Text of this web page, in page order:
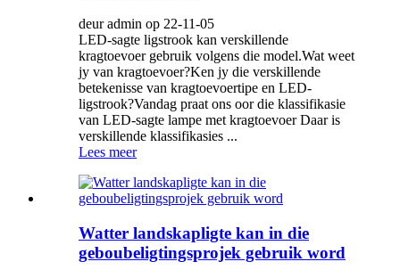
deur admin op 22-11-05
LED-sagte ligstrook kan verskillende
kragtoevoer gebruik volgens die model.Wat weet
jy van kragtoevoer?Ken jy die verskillende
betekenisse van kragtoevoertipe en LED-
ligstrook?Vandag praat ons oor die klassifikasie
van LED-sagte lampe met kragtoevoer Daar is
verskillende klassifikasies ...
Lees meer
Watter landskapligte kan in die
geboubeligtingsprojek gebruik word